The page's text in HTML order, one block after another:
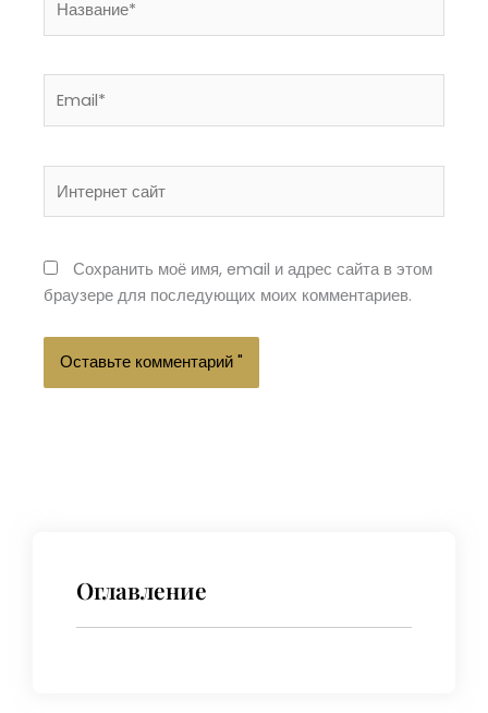
сайт
Сохранить моё имя, email и адрес сайта в этом
браузере для последующих моих комментариев.
Оглавление